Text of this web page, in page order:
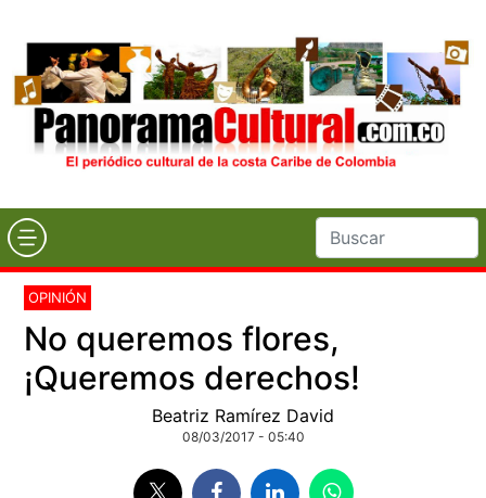
OPINIÓN
No queremos flores,
¡Queremos derechos!
Beatriz Ramírez David
08/03/2017 - 05:40